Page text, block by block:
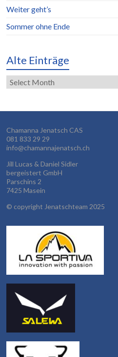
Weiter geht’s
Sommer ohne Ende
Alte Einträge
Alte
Einträge
Chamanna Jenatsch CAS
081 833 29 29
info@chamannajenatsch.ch
Jill Lucas & Daniel Sidler
bergeistert GmbH
Parschins 2
7425 Masein
© copyright Jenatschteam 2025